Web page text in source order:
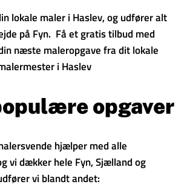
lokale maler i Haslev, og udfører alt
på Fyn. Få et gratis tilbud med
næste maleropgave fra dit lokale
i Haslev
opgaver
hjælper med alle
vi dækker hele Fyn, Sjælland og
vi blandt andet: